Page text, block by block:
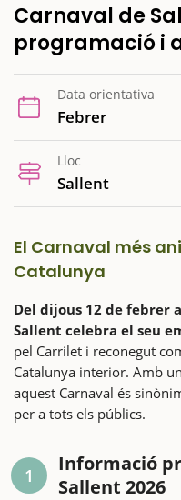
Carnaval de
programació i
Data orientativa
Febrer
Lloc
Sallent
El Carnaval més
Catalunya
Del dijous 12 de febrer
Sallent celebra el seu
pel Carrilet i reconegut
Catalunya interior. Amb
aquest Carnaval és
per a tots els públics.
1
Informació
Sallent 2026